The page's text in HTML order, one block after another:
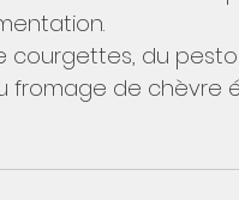
courgettes, du
fromage de chèvre